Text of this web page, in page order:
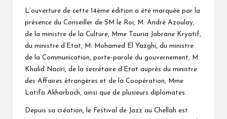
L’ouverture de cette 14ème édition a été marquée par la
présence du Conseiller de SM le Roi, M. André Azoulay,
de la ministre de la Culture, Mme Touria Jabrane Kryatif,
du ministre d’Etat, M. Mohamed El Yazghi, du ministre
de la Communication, porte-parole du gouvernement, M.
Khalid Naciri, de la secrétaire d’Etat auprès du ministre
des Affaires étrangères et de la Coopération, Mme
Latifa Akharbach, ainsi que de plusieurs diplomates.
Depuis sa création, le Festival de Jazz au Chellah est